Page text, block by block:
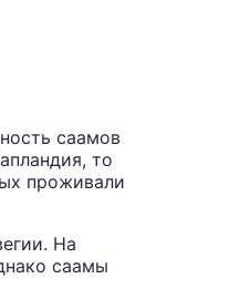
саамов
то
проживали
На
саамы